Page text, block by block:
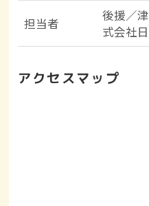
担当者
後援／
式会社
アクセスマップ